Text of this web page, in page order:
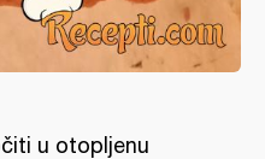
u otopljenu